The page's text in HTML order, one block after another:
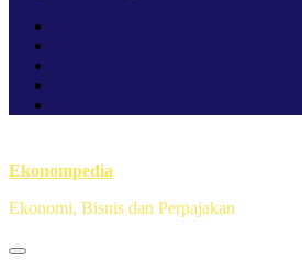
Ekonompedia
Ekonomi, Bisnis dan Perpajakan